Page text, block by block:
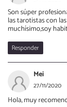
Son súper
las tarotistas con
muchísimo,soy
Responder
Mei
27/11/2020
Hola, muy